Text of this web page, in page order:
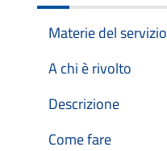
Materie del servizio
A chi è rivolto
Descrizione
Come fare